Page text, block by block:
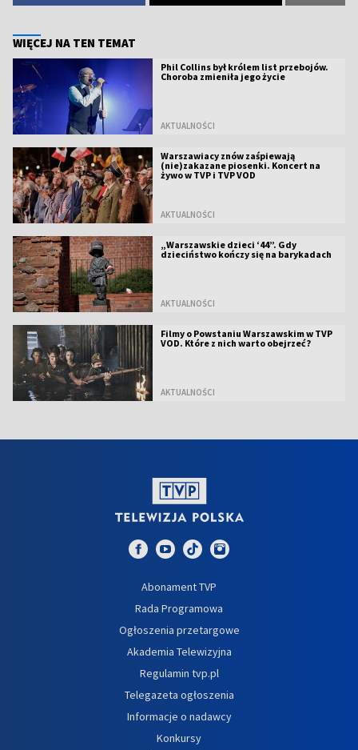
WIĘCEJ NA TEN TEMAT
Phil Collins był królem list przebojów.
Choroba zmieniła jego życie
AKTUALNOŚCI
Warszawiacy znów zaśpiewają
(nie)zakazane piosenki. Koncert na
żywo w TVP i TVP VOD
AKTUALNOŚCI
„Warszawskie dzieci ‘44”. Gdy
dzieciństwo kończy się na barykadach
AKTUALNOŚCI
Filmy o Powstaniu Warszawskim w TVP
VOD. Które z nich warto obejrzeć?
AKTUALNOŚCI
Abonament TVP
Rada Programowa
Ogłoszenia przetargowe
Akademia Telewizyjna
Regulamin tvp.pl
Telegazeta ogłoszenia
Informacje o nadawcy
Konkursy